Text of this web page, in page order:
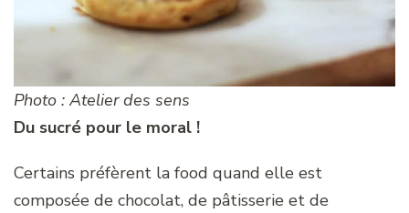
Photo : Atelier des sens
Du sucré pour le moral !
Certains préfèrent la food quand elle est
composée de chocolat, de pâtisserie et de